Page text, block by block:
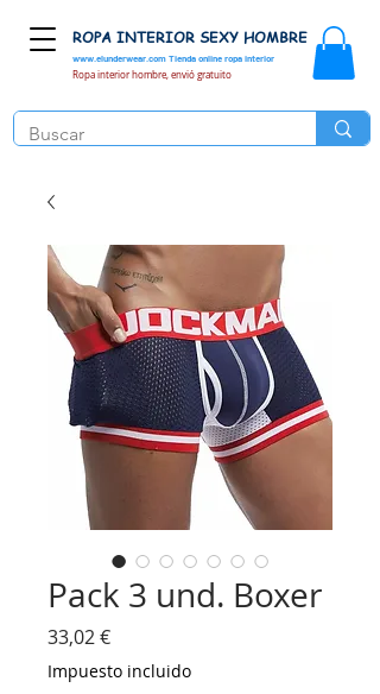
www.elunderwear.com Tienda online ropa interior
ROPA INTERIOR SEXY HOMBRE
Ropa interior hombre, envió gratuito
Pack 3 und. Boxer
33,02 €Precio
Impuesto incluido